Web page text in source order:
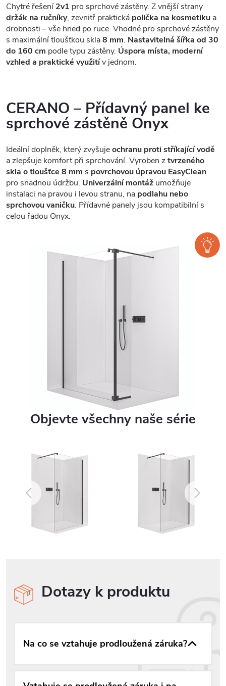
Chytré řešení2v1 pro sprchové zástěny. Z vnější strany
držák na ručníky, zevnitř praktická polička na kosmetiku a
drobnosti – vše hned po ruce. Vhodné pro sprchové zástěny
s maximální tloušťkou skla8 mm. Nastavitelná šířka od 30
do 160 cm podle typu zástěny. Úspora místa, moderní
vzhled a praktické využitív jednom.
CERANO – Přídavný panel ke
sprchové zástěně Onyx
Ideální doplněk, který zvyšujeochranu proti stříkající vodě
a zlepšuje komfort při sprchování. Vyroben ztvrzeného
skla o tloušťce 8 mm s povrchovou úpravou EasyClean
pro snadnou údržbu. Univerzální montáž umožňuje
instalaci na pravou i levou stranu, na podlahu nebo
sprchovou vaničku. Přídavné panely jsou kompatibilní s
celou řadou Onyx.
Objevte všechny naše série
Dotazy k produktu
Na co se vztahuje prodloužená záruka?